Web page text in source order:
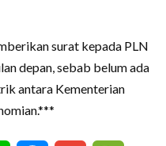
surat kepada PLN
depan, sebab belum ada
antara Kementerian